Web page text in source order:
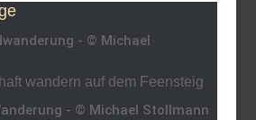
wandern auf dem Feensteig